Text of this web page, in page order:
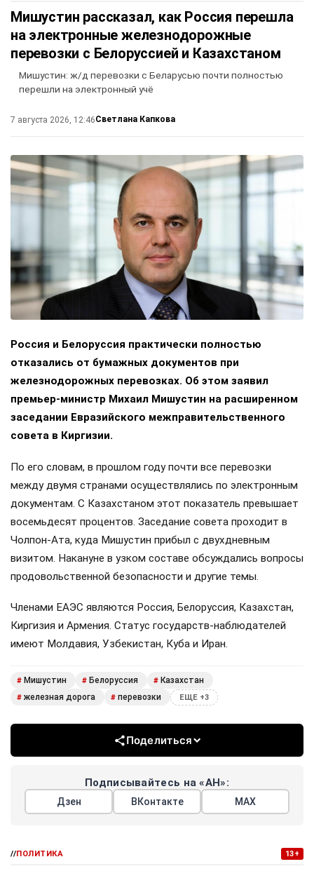
Мишустин рассказал, как Россия перешла
на электронные железнодорожные
перевозки с Белоруссией и Казахстаном
Мишустин: ж/д перевозки с Беларусью почти полностью
перешли на электронный учё
7 августа 2026, 12:46Светлана Капкова
Россия и Белоруссия практически полностью
отказались от бумажных документов при
железнодорожных перевозках. Об этом заявил
премьер-министр Михаил Мишустин на расширенном
заседании Евразийского межправительственного
совета в Киргизии.
По его словам, в прошлом году почти все перевозки
между двумя странами осуществлялись по электронным
документам. С Казахстаном этот показатель превышает
восемьдесят процентов. Заседание совета проходит в
Чолпон-Ата, куда Мишустин прибыл с двухдневным
визитом. Накануне в узком составе обсуждались вопросы
продовольственной безопасности и другие темы.
Членами ЕАЭС являются Россия, Белоруссия, Казахстан,
Киргизия и Армения. Статус государств-наблюдателей
имеют Молдавия, Узбекистан, Куба и Иран.
# Мишустин # Белоруссия # Казахстан
# железная дорога # перевозки ЕЩЕ +3
Поделиться
Подписывайтесь на «АН»:
Дзен ВКонтакте МАХ
//ПОЛИТИКА 13+